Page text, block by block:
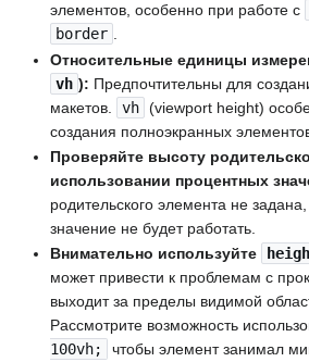
элементов, особенно при работе с
border .
Относительные единицы
vh ): Предпочтительны для
макетов.
vh (viewport height)
создания полноэкранных
Проверяйте высоту
использовании процентных
родительского элемента не
значение не будет работать.
Внимательно используйте
может привести к проблемам с
выходит за пределы видимой
Рассмотрите возможность
100vh;
чтобы элемент занимал